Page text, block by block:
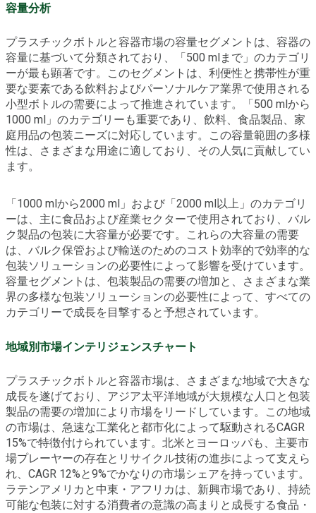
容量分析
プラスチックボトルと容器市場の容量セグメントは、容器の
容量に基づいて分類されており、「500 mlまで」のカテゴリ
ーが最も顕著です。このセグメントは、利便性と携帯性が重
要な要素である飲料およびパーソナルケア業界で使用される
小型ボトルの需要によって推進されています。「500 mlから
1000 ml」のカテゴリーも重要であり、飲料、食品製品、家
庭用品の包装ニーズに対応しています。この容量範囲の多様
性は、さまざまな用途に適しており、その人気に貢献してい
ます。
「1000 mlから2000 ml」および「2000 ml以上」のカテゴリ
ーは、主に食品および産業セクターで使用されており、バル
ク製品の包装に大容量が必要です。これらの大容量の需要
は、バルク保管および輸送のためのコスト効率的で効率的な
包装ソリューションの必要性によって影響を受けています。
容量セグメントは、包装製品の需要の増加と、さまざまな業
界の多様な包装ソリューションの必要性によって、すべての
カテゴリーで成長を目撃すると予想されています。
地域別市場インテリジェンスチャート
プラスチックボトルと容器市場は、さまざまな地域で大きな
成長を遂げており、アジア太平洋地域が大規模な人口と包装
製品の需要の増加により市場をリードしています。この地域
の市場は、急速な工業化と都市化によって駆動されるCAGR
15%で特徴付けられています。北米とヨーロッパも、主要市
場プレーヤーの存在とリサイクル技術の進歩によって支えら
れ、CAGR 12%と9%でかなりの市場シェアを持っています。
ラテンアメリカと中東・アフリカは、新興市場であり、持続
可能な包装に対する消費者の意識の高まりと成長する食品・